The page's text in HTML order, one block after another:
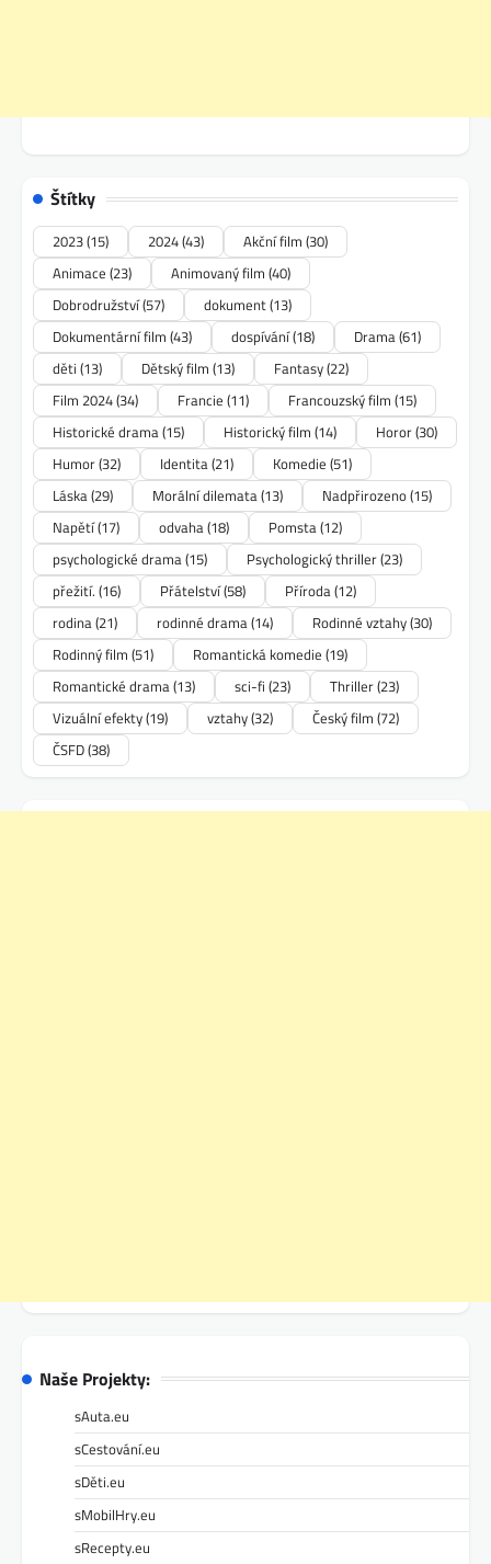
Štítky
2023(15) 2024(43) Akční film (30)
Animace (23) Animovaný film (40)
Dobrodružství(57) dokument(13)
Dokumentární film (43) dospívání(18) Drama(61)
děti (13) Dětský film (13) Fantasy(22)
Film 2024(34) Francie (11) Francouzský film (15)
Historické drama(15) Historický film (14) Horor(30)
Humor(32) Identita(21) Komedie (51)
Láska(29) Morální dilemata(13) Nadpřirozeno(15)
Napětí(17) odvaha(18) Pomsta(12)
psychologické drama(15) Psychologický thriller(23)
přežití. (16) Přátelství(58) Příroda(12)
rodina(21) rodinné drama(14) Rodinné vztahy(30)
Rodinný film (51) Romantická komedie (19)
Romantické drama(13) sci-fi (23) Thriller(23)
Vizuální efekty(19) vztahy(32) Český film (72)
ČSFD(38)
Naše Projekty:
sAuta.eu
sCestování.eu
sDěti.eu
sMobilHry.eu
sRecepty.eu